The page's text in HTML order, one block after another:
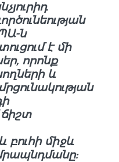
ն
է մի
որոնք
և
միջև